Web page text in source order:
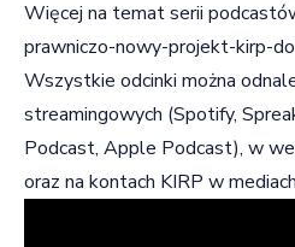
Więcej na temat serii
prawniczo-nowy-projekt-kirp-
Wszystkie odcinki można
streamingowych (Spotify,
Podcast, Apple Podcast), w
oraz na kontach KIRP w